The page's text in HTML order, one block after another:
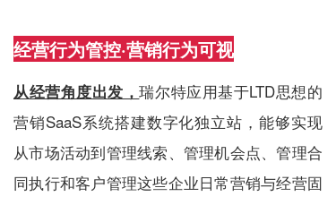
经营行为管控·营销行为可视
从经营角度出发，瑞尔特应用基于LTD思想的
营销SaaS系统搭建数字化独立站 ，能够实现
从市场活动到管理线索、管理机会点、管理合
同执行和客户管理这些企业日常营销与经营固